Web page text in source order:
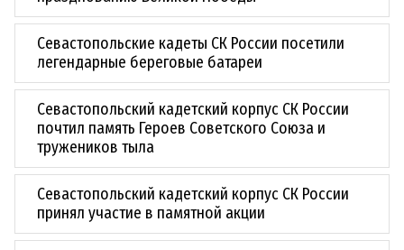
Севастопольские кадеты СК России посетили
легендарные береговые батареи
Севастопольский кадетский корпус СК России
почтил память Героев Советского Союза и
тружеников тыла
Севастопольский кадетский корпус СК России
принял участие в памятной акции